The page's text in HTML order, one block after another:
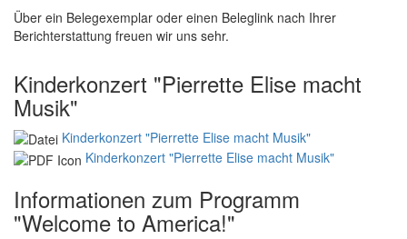
Über ein Belegexemplar oder einen Beleglink nach Ihrer
Berichterstattung freuen wir uns sehr.
Kinderkonzert "Pierrette Elise macht
Musik"
Kinderkonzert "Pierrette Elise macht Musik"
Kinderkonzert "Pierrette Elise macht Musik"
Informationen zum Programm
"Welcome to America!"